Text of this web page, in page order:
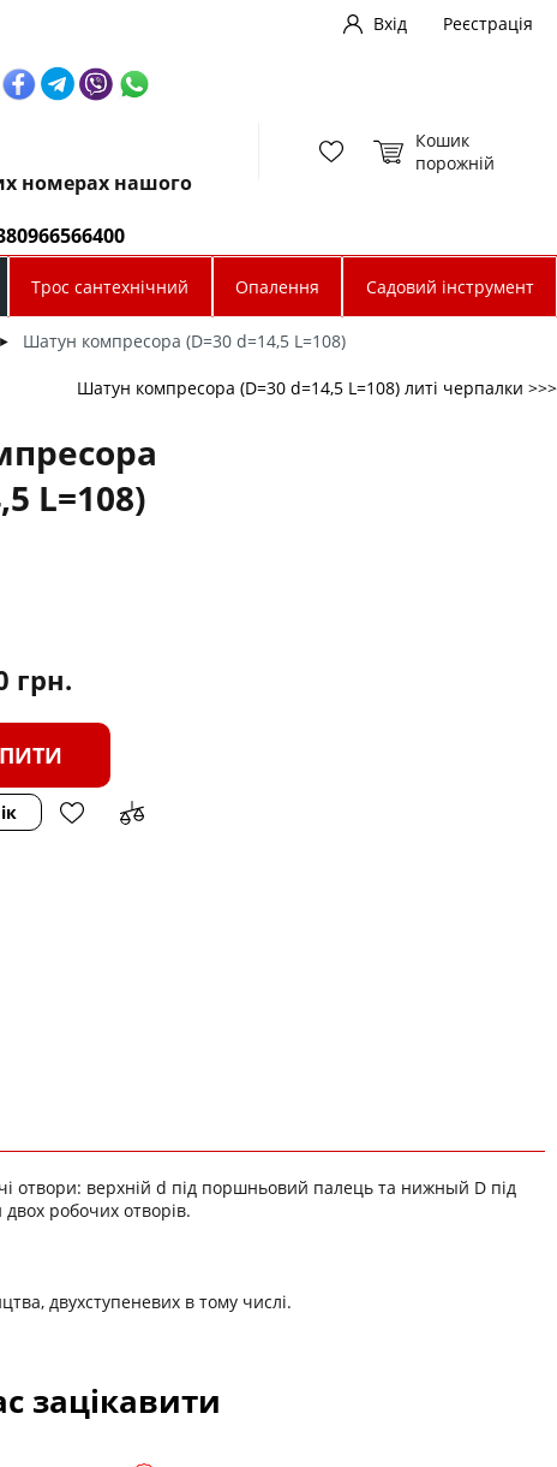
Вхід
Реєстрація
номерах нашого
Кошик
порожній
Трос сантехнічний Опалення Садовий інструмент
► Шатун компресора (D=30 d=14,5 L=108)
Шатун компресора (D=30 d=14,5 L=108) литі черпалки >>>
L=108)
грн.
отвори: верхній d під поршньовий палець та нижный D під
робочих отворів.
двухступеневих в тому числі.
зацікавити